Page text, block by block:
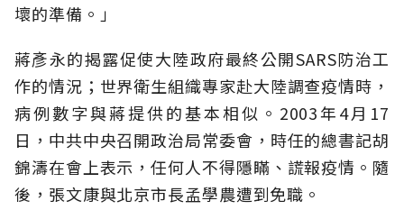
壞的準備。」
蔣彥永的揭露促使大陸政府最終公開SARS防治工
作的情況；世界衛生組織專家赴大陸調查疫情時，
病例數字與蔣提供的基本相似。2003年4月17
日，中共中央召開政治局常委會，時任的總書記胡
錦濤在會上表示，任何人不得隱瞞、謊報疫情。隨
後，張文康與北京市長孟學農遭到免職。